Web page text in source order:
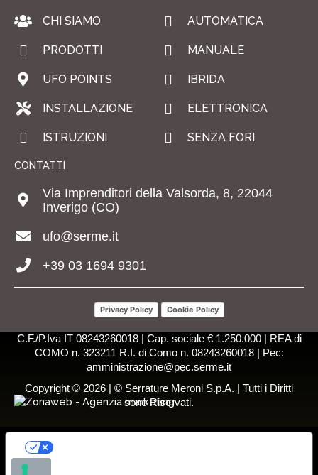
CHI SIAMO
PRODOTTI
UFO POINTS
INSTALLAZIONE
ISTRUZIONI
AUTOMATICA
MANUALE
IBRIDA
ELETTRONICA
SENZA FORI
CONTATTI
Via Imprenditori della Valsorda, 8, 22044
Inverigo (CO)
ufo@serme.it
+39 03 1694 9301
Privacy Policy Cookie Policy
C.F./P.Iva IT 08243260018 | Cap. sociale € 1.250.000 | REA di
COMO n. 323211 R.I. di Como n. 08243260018 | Pec:
amministrazione@pec.serme.it
Copyright © 2026 | © Serrature Meroni S.p.A. | Tutti i Diritti
sono Riservati.